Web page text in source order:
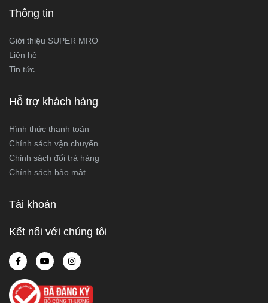
Thông tin
Giới thiệu SUPER MRO
Liên hệ
Tin tức
Hỗ trợ khách hàng
Hình thức thanh toán
Chính sách vận chuyển
Chỉnh sách đổi trả hàng
Chính sách bảo mật
Tài khoản
Kết nối với chúng tôi